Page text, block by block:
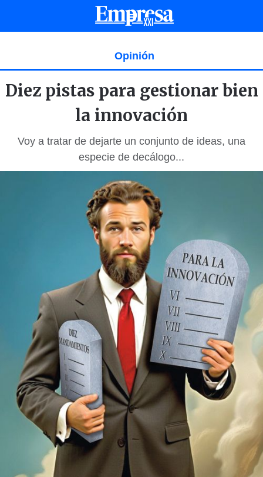
Opinión
Diez pistas para gestionar bien
la innovación
Voy a tratar de dejarte un conjunto de ideas, una
especie de decálogo...